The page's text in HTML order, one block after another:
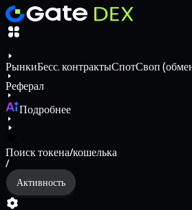
РынкиБесс. контрактыСпотСвоп
Реферал
Подробнее
Поиск токена/кошелька
/
Активность